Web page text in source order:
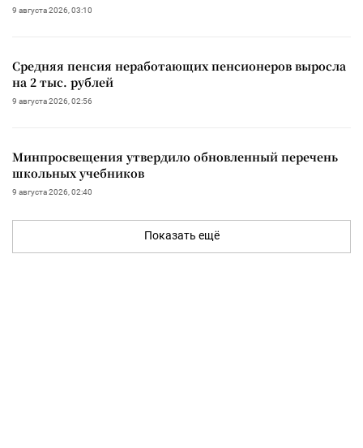
9 августа 2026, 03:10
Средняя пенсия неработающих пенсионеров выросла
на 2 тыс. рублей
9 августа 2026, 02:56
Минпросвещения утвердило обновленный перечень
школьных учебников
9 августа 2026, 02:40
Показать ещё